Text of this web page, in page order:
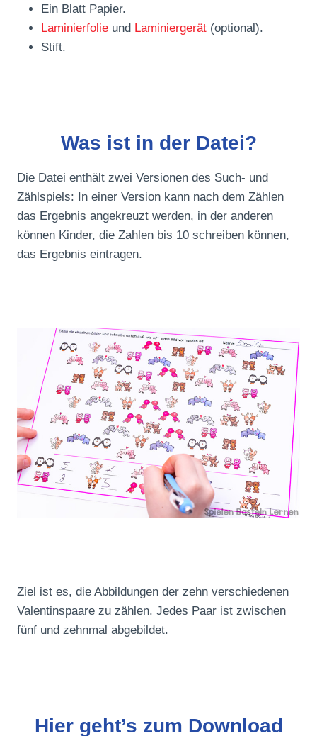
Ein Blatt Papier.
Laminierfolie und Laminiergerät (optional).
Stift.
Was ist in der Datei?
Die Datei enthält zwei Versionen des Such- und
Zählspiels: In einer Version kann nach dem Zählen
das Ergebnis angekreuzt werden, in der anderen
können Kinder, die Zahlen bis 10 schreiben können,
das Ergebnis eintragen.
Ziel ist es, die Abbildungen der zehn verschiedenen
Valentinspaare zu zählen. Jedes Paar ist zwischen
fünf und zehnmal abgebildet.
Hier geht’s zum Download